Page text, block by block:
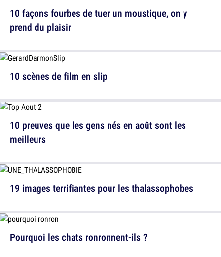
10 scènes de film en slip
19 images terrifiantes pour les thalassophobes
10 façons fourbes de tuer un moustique, on y
prend du plaisir
10 preuves que les gens nés en août sont les
meilleurs
Pourquoi les chats ronronnent-ils ?